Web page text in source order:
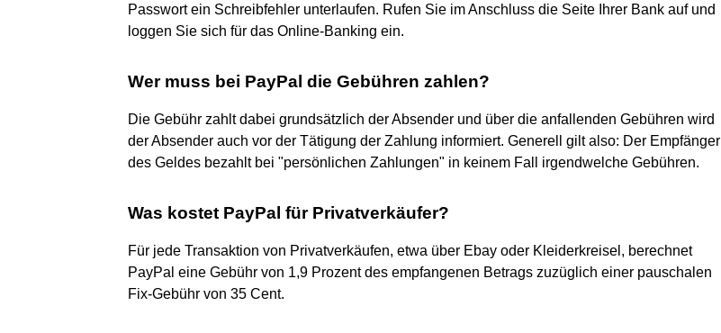
Passwort ein Schreibfehler unterlaufen. Rufen Sie im Anschluss die Seite Ihrer Bank auf und
loggen Sie sich für das Online-Banking ein.
Wer muss bei PayPal die Gebühren zahlen?
Die Gebühr zahlt dabei grundsätzlich der Absender und über die anfallenden Gebühren wird
der Absender auch vor der Tätigung der Zahlung informiert. Generell gilt also: Der Empfänger
des Geldes bezahlt bei "persönlichen Zahlungen" in keinem Fall irgendwelche Gebühren.
Was kostet PayPal für Privatverkäufer?
Für jede Transaktion von Privatverkäufen, etwa über Ebay oder Kleiderkreisel, berechnet
PayPal eine Gebühr von 1,9 Prozent des empfangenen Betrags zuzüglich einer pauschalen
Fix-Gebühr von 35 Cent.